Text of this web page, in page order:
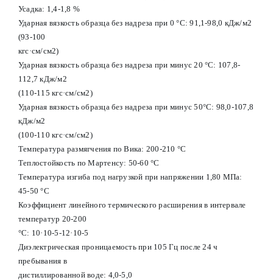
Усадка: 1,4-1,8 %
Ударная вязкость образца без надреза при 0 °С: 91,1-98,0 кДж/м2
(93-100
кгс·см/см2)
Ударная вязкость образца без надреза при минус 20 °С: 107,8-
112,7 кДж/м2
(110-115 кгс·см/см2)
Ударная вязкость образца без надреза при минус 50°С: 98,0-107,8
кДж/м2
(100-110 кгс·см/см2)
Температура размягчения по Вика: 200-210 °С
Теплостойкость по Мартенсу: 50-60 °С
Температура изгиба под нагрузкой при напряжении 1,80 МПа:
45-50 °С
Коэффициент линейного термического расширения в интервале
температур 20-200
°С: 10·10-5-12·10-5
Диэлектрическая проницаемость при 105 Гц после 24 ч
пребывания в
дистиллированной воде: 4,0-5,0